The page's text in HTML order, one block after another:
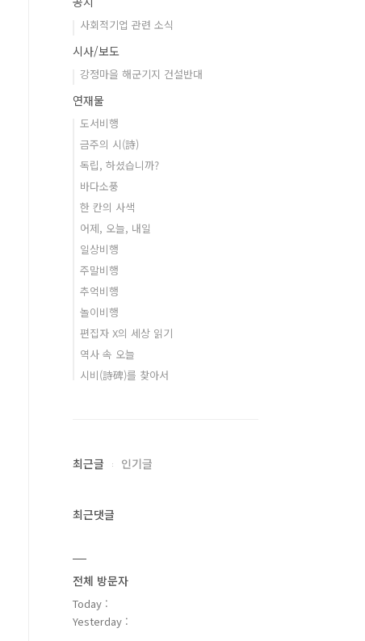
사회적기업 관련 소식
시사/보도
강정마을 해군기지 건설반대
연재물
도서비행
금주의 시(詩)
독립, 하셨습니까?
바다소풍
한 칸의 사색
어제, 오늘, 내일
일상비행
주말비행
추억비행
놀이비행
편집자 X의 세상 읽기
역사 속 오늘
시비(詩碑)를 찾아서
최근글 인기글
최근댓글
전체 방문자
Today :
Yesterday :